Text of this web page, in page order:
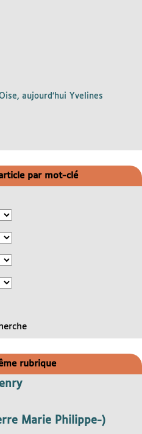
aujourd’hui Yvelines
par mot-clé
rubrique
Marie Philippe-)